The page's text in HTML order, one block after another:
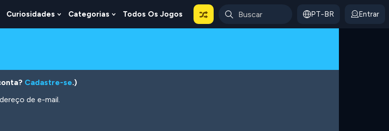
Curiosidades Show
Submenu
Categorias Show
Submenu
Todos Os Jogos PT-BR Entrar
Cadastre-se.)
de e-mail.